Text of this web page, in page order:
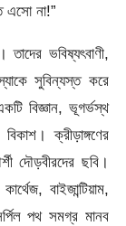
এসো না!”
ভবিষ্যৎবাণী,
সুবিন্যস্ত করে
বিজ্ঞান, ভূগর্ভস্থ
ক্রীড়াঙ্গণের
দৌড়বীরদের ছবি।
বাইজান্টিয়াম,
পথ সমগ্র মানব